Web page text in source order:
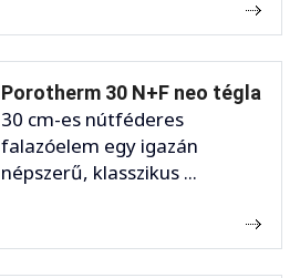
Porotherm 30 N+F neo tégla
30 cm-es nútféderes
falazóelem egy igazán
népszerű, klasszikus ...